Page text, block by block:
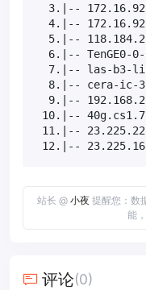
3.|--
4.|--
5.|--
6.|-- TenGE0-
7.|-- las-b3-
8.|-- cera-ic-
9.|--
10.|--
11.|--
12.|--
站长 @ 小夜 提醒您：数
能
评论(0)